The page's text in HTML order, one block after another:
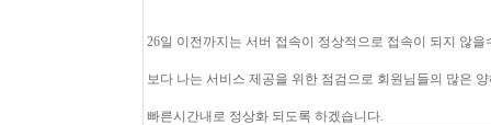
26일 이전까지는 서버 접속이 정상적으로 접속이 되지 않을
보다 나는 서비스 제공을 위한 점검으로 회원님들의 많은
빠른시간내로 정상화 되도록 하겠습니다.